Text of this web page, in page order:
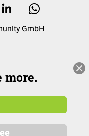
GmbH
more.